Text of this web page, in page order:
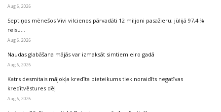
Aug 6, 2026
Septiņos mēnešos Vivi vilcienos pārvadāti 12 miljoni pasažieru; jūlijā 97,4 %
reisu…
Aug 6, 2026
Naudas glabāšana mājās var izmaksāt simtiem eiro gadā
Aug 6, 2026
Katrs desmitais mājokļa kredīta pieteikums tiek noraidīts negatīvas
kredītvēstures dēļ
Aug 6, 2026